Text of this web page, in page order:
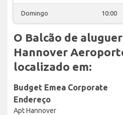
Domingo 10:00
O Balcão de
Hannover
localizado em:
Budget Emea Corporate
Endereço
Apt Hannover